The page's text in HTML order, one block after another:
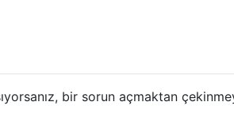
bir sorun açmaktan